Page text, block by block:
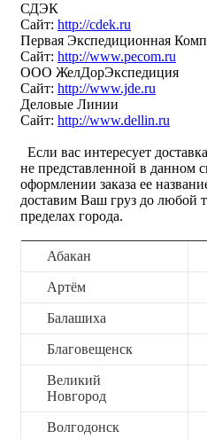
СДЭК
Сайт: http://cdek.ru
Первая Экспедиционная
Сайт: http://www.pecom.ru
ООО ЖелДорЭкспедиция
Сайт: http://www.jde.ru
Деловые Линии
Сайт: http://www.dellin.ru
Если вас интересует
не представленной в данном
оформлении заказа ее
доставим Ваш груз до любой
пределах города.
Абакан
Артём
Балашиха
Благовещенск
Великий
Новгород
Волгодонск